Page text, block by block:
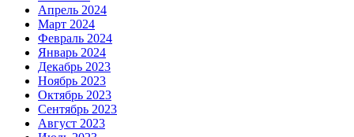
Апрель 2024
Март 2024
Февраль 2024
Январь 2024
Декабрь 2023
Ноябрь 2023
Октябрь 2023
Сентябрь 2023
Август 2023